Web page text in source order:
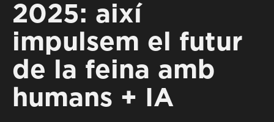
2025: així
impulsem el futur
de la feina amb
humans + IA